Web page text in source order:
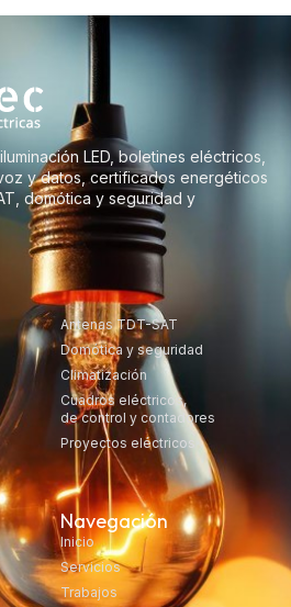
LED, boletines eléctricos,
y datos, certificados energéticos
domótica y seguridad y
Antenas TDT-SAT
Domótica y seguridad
Climatización
Cuadros eléctricos,
de control y contadores
Proyectos eléctricos
Navegación
Inicio
Servicios
Trabajos